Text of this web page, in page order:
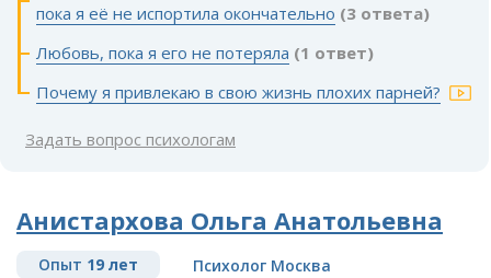
пока я её не испортила окончательно (3 ответа)
Любовь, пока я его не потеряла (1 ответ)
Почему я привлекаю в свою жизнь плохих парней?
Задать вопрос психологам
Анистархова Ольга Анатольевна
Опыт 19 лет Психолог Москва